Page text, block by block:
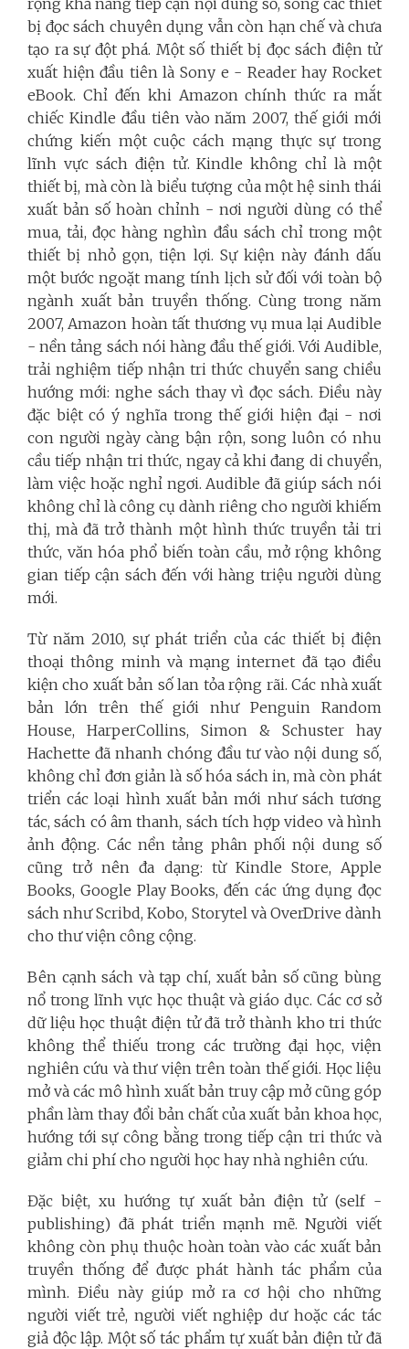
rộng khả năng tiếp cận nội dung số, song các thiết
bị đọc sách chuyên dụng vẫn còn hạn chế và chưa
tạo ra sự đột phá. Một số thiết bị đọc sách điện tử
xuất hiện đầu tiên là Sony e - Reader hay Rocket
eBook. Chỉ đến khi Amazon chính thức ra mắt
chiếc Kindle đầu tiên vào năm 2007, thế giới mới
chứng kiến một cuộc cách mạng thực sự trong
lĩnh vực sách điện tử. Kindle không chỉ là một
thiết bị, mà còn là biểu tượng của một hệ sinh thái
xuất bản số hoàn chỉnh - nơi người dùng có thể
mua, tải, đọc hàng nghìn đầu sách chỉ trong một
thiết bị nhỏ gọn, tiện lợi. Sự kiện này đánh dấu
một bước ngoặt mang tính lịch sử đối với toàn bộ
ngành xuất bản truyền thống. Cùng trong năm
2007, Amazon hoàn tất thương vụ mua lại Audible
- nền tảng sách nói hàng đầu thế giới. Với Audible,
trải nghiệm tiếp nhận tri thức chuyển sang chiều
hướng mới: nghe sách thay vì đọc sách. Điều này
đặc biệt có ý nghĩa trong thế giới hiện đại - nơi
con người ngày càng bận rộn, song luôn có nhu
cầu tiếp nhận tri thức, ngay cả khi đang di chuyển,
làm việc hoặc nghỉ ngơi. Audible đã giúp sách nói
không chỉ là công cụ dành riêng cho người khiếm
thị, mà đã trở thành một hình thức truyền tải tri
thức, văn hóa phổ biến toàn cầu, mở rộng không
gian tiếp cận sách đến với hàng triệu người dùng
mới.
Từ năm 2010, sự phát triển của các thiết bị điện
thoại thông minh và mạng internet đã tạo điều
kiện cho xuất bản số lan tỏa rộng rãi. Các nhà xuất
bản lớn trên thế giới như Penguin Random
House, HarperCollins, Simon & Schuster hay
Hachette đã nhanh chóng đầu tư vào nội dung số,
không chỉ đơn giản là số hóa sách in, mà còn phát
triển các loại hình xuất bản mới như sách tương
tác, sách có âm thanh, sách tích hợp video và hình
ảnh động. Các nền tảng phân phối nội dung số
cũng trở nên đa dạng: từ Kindle Store, Apple
Books, Google Play Books, đến các ứng dụng đọc
sách như Scribd, Kobo, Storytel và OverDrive dành
cho thư viện công cộng.
Bên cạnh sách và tạp chí, xuất bản số cũng bùng
nổ trong lĩnh vực học thuật và giáo dục. Các cơ sở
dữ liệu học thuật điện tử đã trở thành kho tri thức
không thể thiếu trong các trường đại học, viện
nghiên cứu và thư viện trên toàn thế giới. Học liệu
mở và các mô hình xuất bản truy cập mở cũng góp
phần làm thay đổi bản chất của xuất bản khoa học,
hướng tới sự công bằng trong tiếp cận tri thức và
giảm chi phí cho người học hay nhà nghiên cứu.
Đặc biệt, xu hướng tự xuất bản điện tử (self -
publishing) đã phát triển mạnh mẽ. Người viết
không còn phụ thuộc hoàn toàn vào các xuất bản
truyền thống để được phát hành tác phẩm của
mình. Điều này giúp mở ra cơ hội cho những
người viết trẻ, người viết nghiệp dư hoặc các tác
giả độc lập. Một số tác phẩm tự xuất bản điện tử đã